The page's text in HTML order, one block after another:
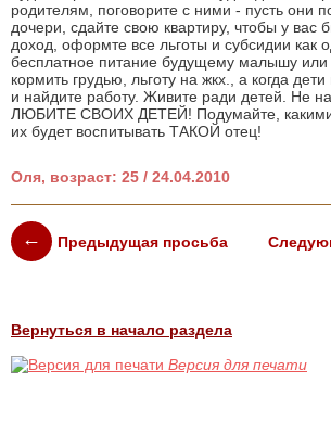
родителям, поговорите с ними - пусть они
дочери, сдайте свою квартиру, чтобы у вас
доход, оформте все льготы и субсидии как
бесплатное питание будущему малышу или
кормить грудью, льготу на жкх., а когда
и найдите работу. Живите ради детей. Не
ЛЮБИТЕ СВОИХ ДЕТЕЙ! Подумайте, какими
их будет воспитывать ТАКОЙ отец!
Оля, возраст: 25 / 24.04.2010
Предыдущая просьба
Вернуться в начало раздела
Версия для печати